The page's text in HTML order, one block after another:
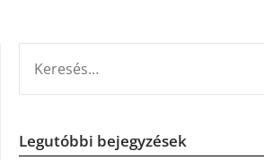
Legutóbbi bejegyzések